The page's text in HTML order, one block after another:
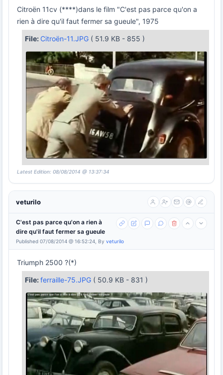
Citroën 11cv (****)dans le film "C'est pas parce qu'on a
rien à dire qu'il faut fermer sa gueule", 1975
File: Citroën-11.JPG ( 51.9 KB - 855 )
Latest Edition: 08/08/2014 @ 13:37:34
veturilo
C'est pas parce qu'on a rien à
dire qu'il faut fermer sa gueule
Published 07/08/2014 @ 16:52:24, By veturilo
Triumph 2500 ?(*)
File:ferraille-75.JPG ( 50.9 KB - 831 )